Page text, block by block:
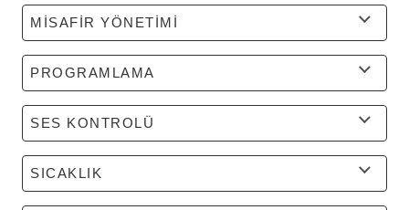
MİSAFİR YÖNETİMİ
PROGRAMLAMA
SES KONTROLÜ
SICAKLIK